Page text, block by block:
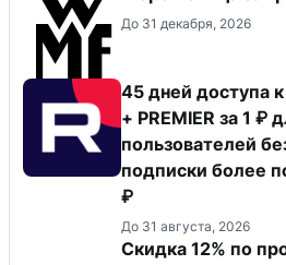
До 31 декабря, 2026
45 дней доступа
+ PREMIER за 1 ₽
пользователей
подписки более
₽
До 31 августа, 2026
Скидка 12% по